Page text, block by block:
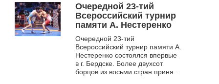
греко-римской борьбе приняли...
Очередной 23-тий
Всероссийский турнир
памяти А. Нестеренко
Очередной 23-тий
Всероссийский турнир памяти А.
Нестеренко состоялся впервые
в г. Бердске. Более двухсот
борцов из восьми стран приняли